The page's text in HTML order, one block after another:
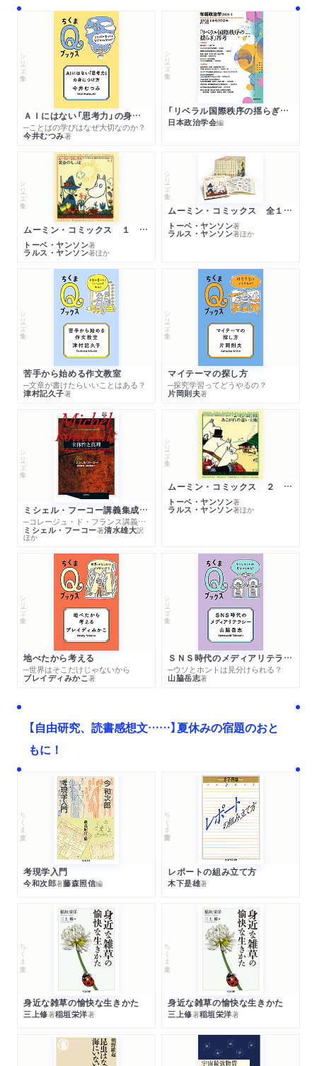
シリーズ・全集
ＡＩにはない「思考力」の身につけ方
─ことばの学びはなぜ大切なのか？
今井むつみ著
シリーズ・全集
「リベラル国際秩序の揺らぎ」再考 年報政治学２０２６‐Ⅰ
日本政治学会編
シリーズ・全集
ムーミン・コミックス １ 黄金のしっぽ
トーベ・ヤンソン著
ラルス・ヤンソン著ほか
シリーズ・全集
ムーミン・コミックス 全１４巻セット
トーベ・ヤンソン著
ラルス・ヤンソン著ほか
シリーズ・全集
苦手から始める作文教室
─文章が書けたらいいことはある？
津村記久子著
シリーズ・全集
マイテーマの探し方
─探究学習ってどうやるの？
片岡則夫著
シリーズ・全集
ミシェル・フーコー講義集成１０ 主体性と真理
─コレージュ・ド・フランス講義１９８０－１９８１年度
ミシェル・フーコー著清水雄大訳
ほか
シリーズ・全集
ムーミン・コミックス ２ あこがれの遠い土地
トーベ・ヤンソン著
ラルス・ヤンソン著ほか
シリーズ・全集
地べたから考える
─世界はそこだけじゃないから
ブレイディみかこ著
シリーズ・全集
ＳＮＳ時代のメディアリテラシー
─ウソとホントは見分けられる？
山脇岳志著
【自由研究、読書感想文……】夏休みの宿題のおと
もに！
ちくま文庫
考現学入門
今和次郎著藤森照信編
ちくま学芸文庫
レポートの組み立て方
木下是雄著
ちくま文庫
身近な雑草の愉快な生きかた
三上修著稲垣栄洋著
ちくま文庫
身近な雑草の愉快な生きかた
三上修著稲垣栄洋著